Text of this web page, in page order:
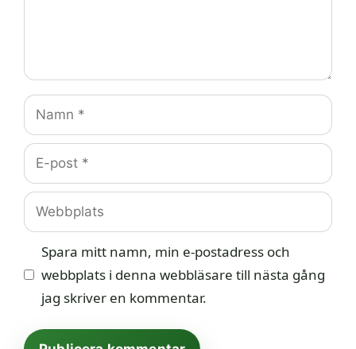
Namn
E-
post
Webbplats
Spara mitt namn, min e-postadress och
webbplats i denna webbläsare till nästa gång
jag skriver en kommentar.